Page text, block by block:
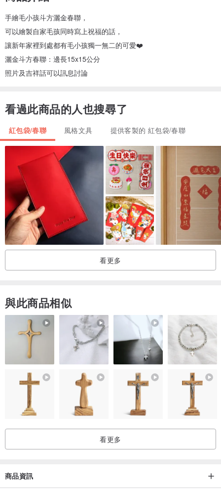
手繪毛小孩斗方灑金春聯，
可以繪製自家毛孩同時寫上祝福的話，
讓新年家裡到處都有毛小孩獨一無二的可愛❤️
灑金斗方春聯：邊長15x15公分
照片及吉祥話可以訊息討論
看過此商品的人也搜尋了
紅包袋/春聯 風格文具 提供客製的 紅包袋/春聯
看更多
與此商品相似
看更多
商品資訊